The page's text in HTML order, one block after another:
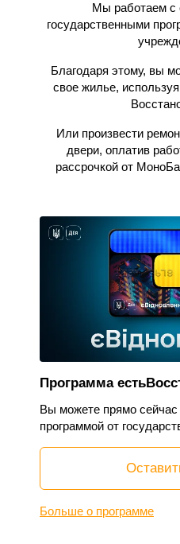
Мы работаем
государственными
Благодаря этому, вы
свое жилье,
Или произвести
двери, оплатив
рассрочкой от
Программа
Вы можете прямо сейчас
программой от
Больше о программе